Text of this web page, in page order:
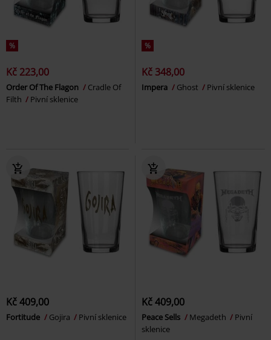
%
Kč 223,00
Order Of The Flagon
Cradle Of
Filth
Pivní sklenice
%
Kč 348,00
Impera Ghost Pivní sklenice
Kč 409,00
Fortitude Gojira Pivní sklenice
Kč 409,00
Peace Sells Megadeth
Pivní
sklenice